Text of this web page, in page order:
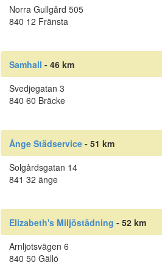
Norra Gullgård 505
840 12 Fränsta
Samhall - 46 km
Svedjegatan 3
840 60 Bräcke
Ånge Städservice- 51 km
Solgårdsgatan 14
841 32 änge
Elizabeth's Miljöstädning - 52 km
Arnljotsvägen 6
840 50 Gällö